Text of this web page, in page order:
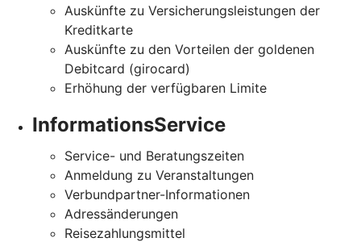
Auskünfte zu Versicherungsleistungen der
Kreditkarte
Auskünfte zu den Vorteilen der goldenen
Debitcard (girocard)
Erhöhung der verfügbaren Limite
InformationsService
Service- und Beratungszeiten
Anmeldung zu Veranstaltungen
Verbundpartner-Informationen
Adressänderungen
Reisezahlungsmittel